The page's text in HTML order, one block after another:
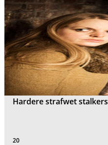
Hardere strafwet stalkers
20